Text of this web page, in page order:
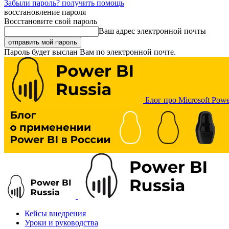
Забыли пароль? получить помощь
восстановление пароля
Восстановите свой пароль
Ваш адрес электронной почты
Пароль будет выслан Вам по электронной почте.
Блог про Microsoft
Кейсы внедрения
Уроки и руководства